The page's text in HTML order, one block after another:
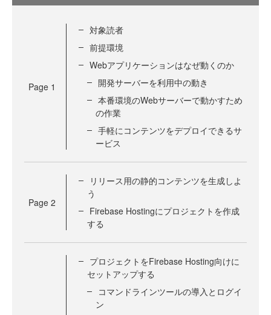
Page 1
対象読者
前提環境
Webアプリケーションはなぜ動くのか
開発サーバーを利用中の動き
本番環境のWebサーバーで動かすため
の作業
手軽にコンテンツをデプロイできるサ
ービス
Page 2
リリース用の静的コンテンツを生成しよ
う
Firebase Hostingにプロジェクトを作成
する
プロジェクトをFirebase Hosting向けに
セットアップする
コマンドラインツールの導入とログイ
ン